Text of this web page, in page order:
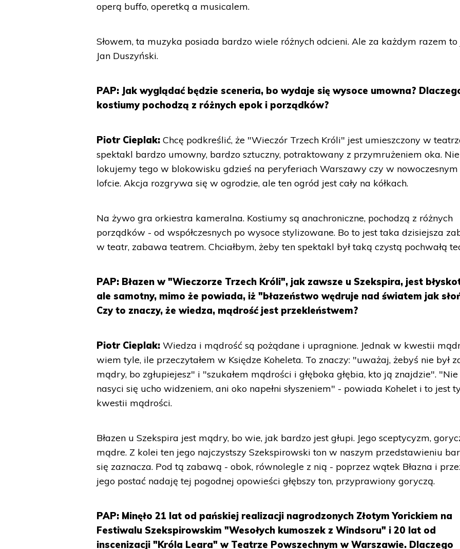
operą buffo, operetką a musicalem.
Słowem, ta muzyka posiada bardzo wiele różnych odcieni. Ale za każdym razem to
Jan Duszyński.
PAP: Jak wyglądać będzie sceneria, bo wydaje się wysoce umowna?
kostiumy pochodzą z różnych epok i porządków?
Piotr Cieplak:Chcę podkreślić, że "Wieczór Trzech Króli" jest umieszczony w
spektakl bardzo umowny, bardzo sztuczny, potraktowany z przymrużeniem oka. Nie
lokujemy tego w blokowisku gdzieś na peryferiach Warszawy czy w nowoczesnym
lofcie. Akcja rozgrywa się w ogrodzie, ale ten ogród jest cały na kółkach.
Na żywo gra orkiestra kameralna. Kostiumy są anachroniczne, pochodzą z różnych
porządków - od współczesnych po wysoce stylizowane. Bo to jest taka dzisiejsza
w teatr, zabawa teatrem. Chciałbym, żeby ten spektakl był taką czystą pochwałą
PAP: Błazen w "Wieczorze Trzech Króli", jak zawsze u Szekspira, jest
ale samotny, mimo że powiada, iż "błazeństwo wędruje nad światem jak
Czy to znaczy, że wiedza, mądrość jest przekleństwem?
Piotr Cieplak:Wiedza i mądrość są pożądane i upragnione. Jednak w kwestii
wiem tyle, ile przeczytałem w Księdze Koheleta. To znaczy: "uważaj, żebyś nie był
mądry, bo zgłupiejesz" i "szukałem mądrości i głęboka głębia, kto ją znajdzie". "Nie
nasyci się ucho widzeniem, ani oko napełni słyszeniem" - powiada Kohelet i to jest
kwestii mądrości.
Błazen u Szekspira jest mądry, bo wie, jak bardzo jest głupi. Jego sceptycyzm,
mądre. Z kolei ten jego najczystszy Szekspirowski ton w naszym przedstawieniu
się zaznacza. Pod tą zabawą - obok, równolegle z nią - poprzez wątek Błazna i
jego postać nadaję tej pogodnej opowieści głębszy ton, przyprawiony goryczą.
PAP: Minęło 21 lat od pańskiej realizacji nagrodzonych Złotym Yorickiem na
Festiwalu Szekspirowskim "Wesołych kumoszek z Windsoru" i 20 lat od
inscenizacji "Króla Leara" w Teatrze Powszechnym w Warszawie. Dlaczego